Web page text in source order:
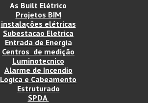
As Built Elétrico
Projetos BIM
instalações elétricas
Subestacao Eletrica
Entrada de Energia
Centros de medição
Luminotecnico
Alarme de Incendio
Logica e Cabeamento
Estruturado
SPDA